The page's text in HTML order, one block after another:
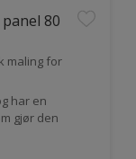
80
maling for
har en
gjør den